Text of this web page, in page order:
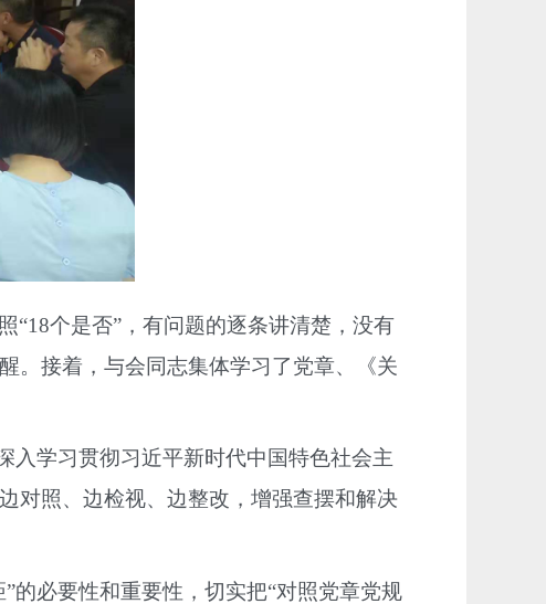
“18个是否”，有问题的逐条讲清楚，没有
。接着，与会同志集体学习了党章、《关
入学习贯彻习近平新时代中国特色社会主
对照、边检视、边整改，增强查摆和解决
的必要性和重要性，切实把“对照党章党规